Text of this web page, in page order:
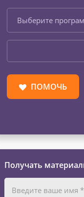
Выберите
ПОМОЧЬ
Получать